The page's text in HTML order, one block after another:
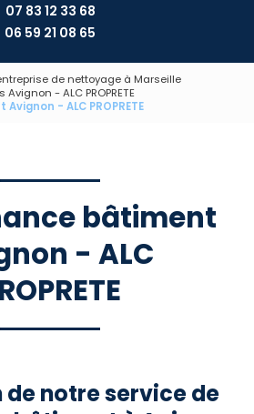
07 83 12 33 68
06 59 21 08 65
entreprise de nettoyage à Marseille
- ALC PROPRETE
- ALC PROPRETE
bâtiment
- ALC
notre service de